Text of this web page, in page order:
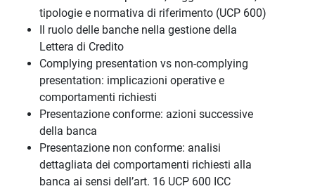
tipologie e normativa di riferimento (UCP 600)
Il ruolo delle banche nella gestione della
Lettera di Credito
Complying presentation vs non-complying
presentation: implicazioni operative e
comportamenti richiesti
Presentazione conforme: azioni successive
della banca
Presentazione non conforme: analisi
dettagliata dei comportamenti richiesti alla
banca ai sensi dell’art. 16 UCP 600 ICC